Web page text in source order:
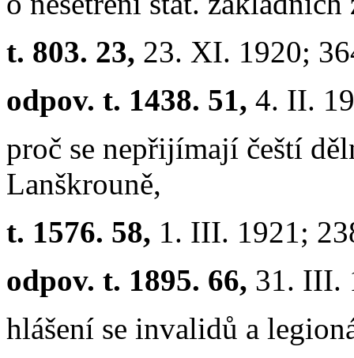
t. 803. 23, 23. XI. 1920;
odpov. t. 1438. 51, 4. II.
proč se nepřijímají čeští
Lanškrouně,
t. 1576. 58, 1. III. 1921;
odpov. t. 1895. 66, 31. III.
hlášení se invalidů a